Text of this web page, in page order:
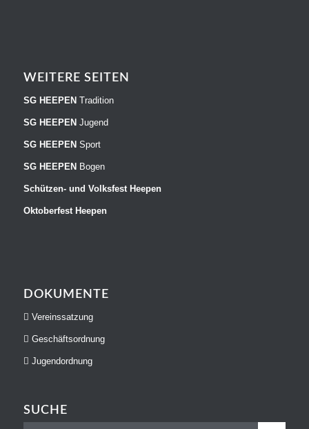
WEITERE SEITEN
SG HEEPEN Tradition
SG HEEPEN Jugend
SG HEEPEN Sport
SG HEEPEN Bogen
Schützen- und Volksfest Heepen
Oktoberfest Heepen
DOKUMENTE
Vereinssatzung
Geschäftsordnung
Jugendordnung
SUCHE